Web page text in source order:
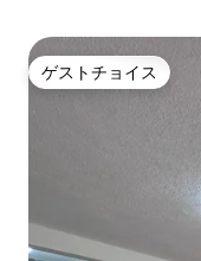
ゲストチョイス
ゲストチョイス